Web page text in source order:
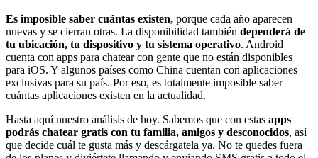
Es imposible saber cuántas existen, porque cada año aparecen
nuevas y se cierran otras. La disponibilidad también dependerá de
tu ubicación, tu dispositivo y tu sistema operativo. Android
cuenta con apps para chatear con gente que no están disponibles
para iOS. Y algunos países como China cuentan con aplicaciones
exclusivas para su país. Por eso, es totalmente imposible saber
cuántas aplicaciones existen en la actualidad.
Hasta aquí nuestro análisis de hoy. Sabemos que con estas apps
podrás chatear gratis con tu familia, amigos y desconocidos, así
que decide cuál te gusta más y descárgatela ya. No te quedes fuera